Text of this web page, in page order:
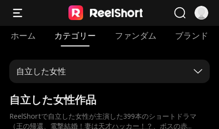
ホーム カテゴリー ファンダム ブランド
自立した女性
自立した女性作品
ReelShortで自立した女性が主演した399本のショートドラマ
（王の帰還、 電撃結婚！妻は天才ハッカー！？ 、ボスの赤...